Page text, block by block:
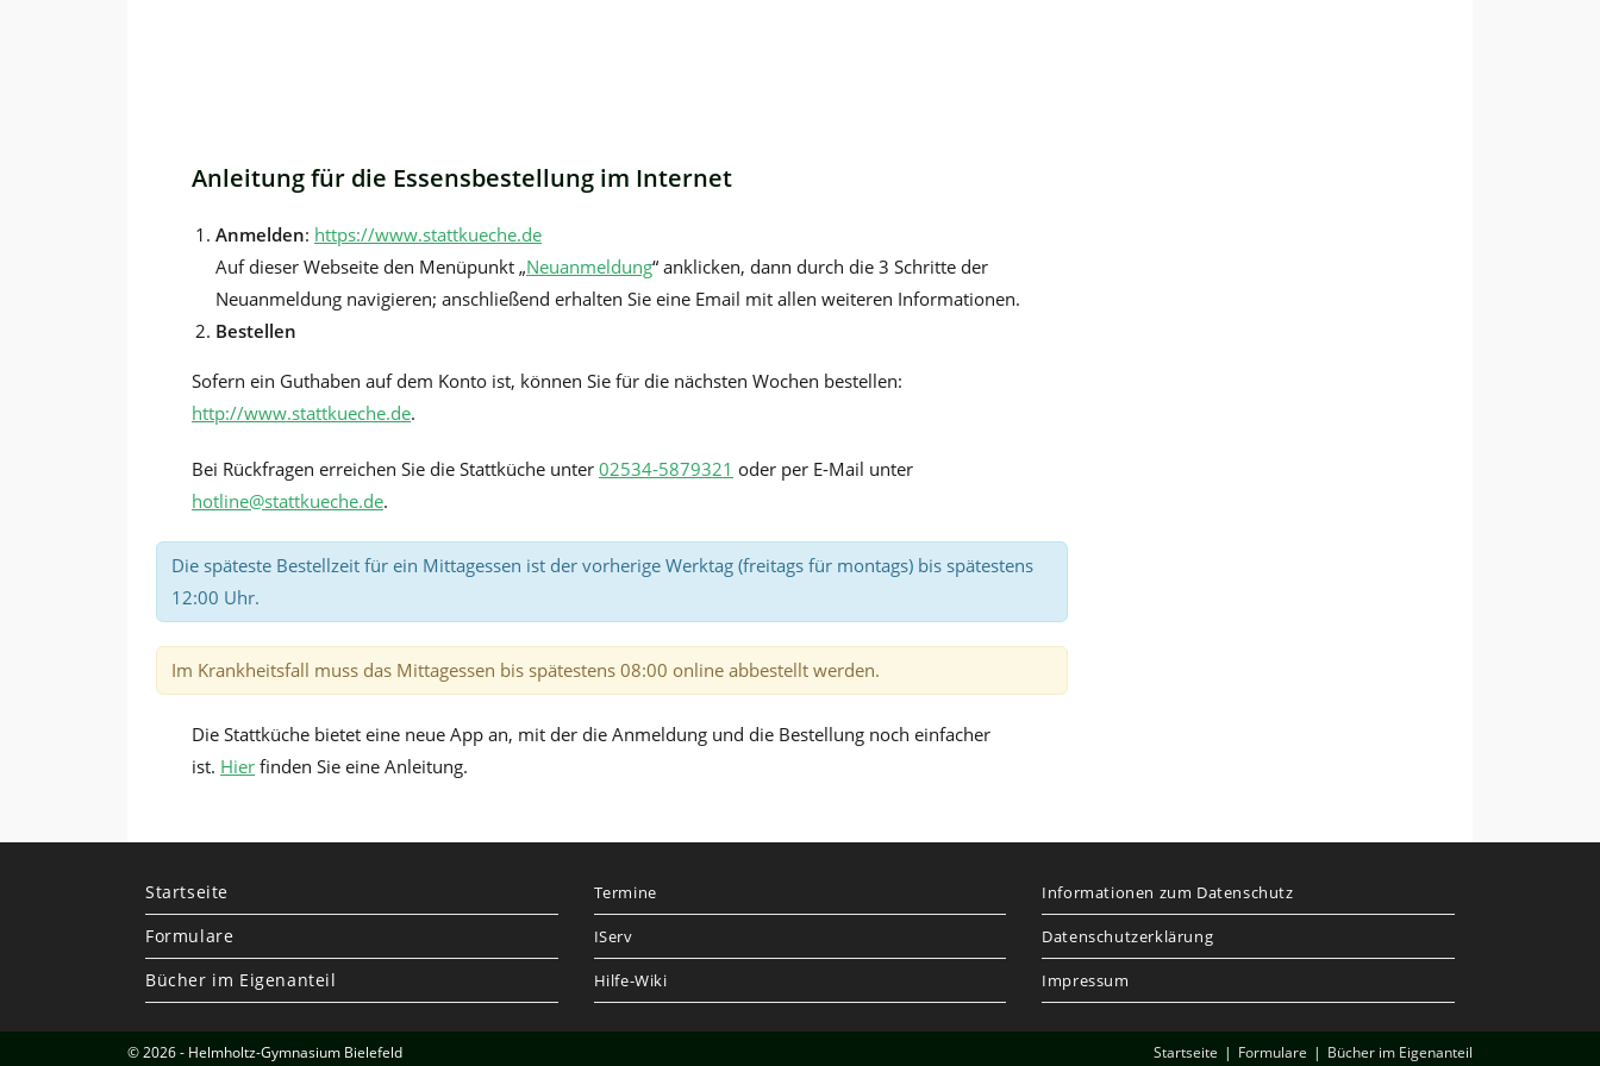
Anleitung für die Essensbestellung im Internet
Anmelden: https://www.stattkueche.de
Auf dieser Webseite den Menüpunkt „Neuanmeldung“ anklicken, dann durch die 3 Schritte der
Neuanmeldung navigieren; anschließend erhalten Sie eine Email mit allen weiteren Informationen.
Bestellen
Sofern ein Guthaben auf dem Konto ist, können Sie für die nächsten Wochen bestellen:
http://www.stattkueche.de.
Bei Rückfragen erreichen Sie die Stattküche unter 02534-5879321 oder per E-Mail unter
hotline@stattkueche.de.
Die späteste Bestellzeit für ein Mittagessen ist der vorherige Werktag (freitags für montags) bis spätestens
12:00 Uhr.
Im Krankheitsfall muss das Mittagessen bis spätestens 08:00 online abbestellt werden.
Die Stattküche bietet eine neue App an, mit der die Anmeldung und die Bestellung noch einfacher
ist. Hier finden Sie eine Anleitung.
Startseite
Formulare
Bücher im Eigenanteil
Termine
IServ
Hilfe-Wiki
Informationen zum Datenschutz
Datenschutzerklärung
Impressum
Startseite Formulare Bücher im Eigenanteil
© 2026 - Helmholtz-Gymnasium Bielefeld